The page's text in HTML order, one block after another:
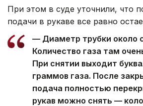
При этом в суде уточнили, что
подачи в рукаве все равно
— Диаметр трубки около
Количество газа там
При снятии выходит
граммов газа. После
подача полностью
рукав можно снять —